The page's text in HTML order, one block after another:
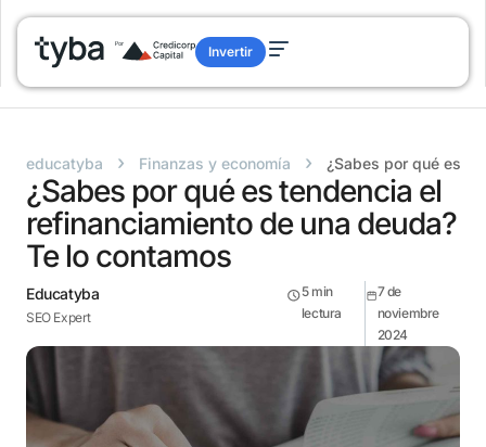
Invertir
educatyba › Finanzas y economía › ¿Sabes por qué es
¿Sabes por qué es tendencia el
refinanciamiento de una deuda?
Te lo contamos
Educatyba
SEO Expert
5 min
lectura
7 de
noviembre
2024